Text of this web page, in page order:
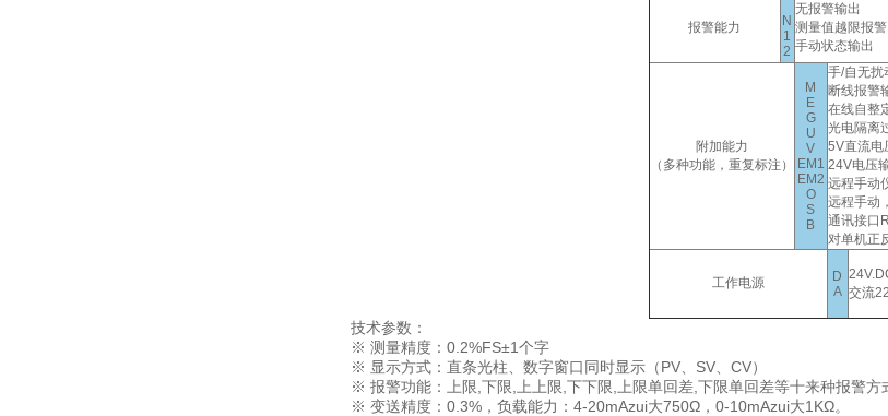
报警能力
N
1
2
无报警输出
测量值越限报警
手动状态输出
附加能力
（多种功能，重复标注）
M
E
G
U
V
EM1
EM2
O
S
B
手/自无扰
断线报警
在线自整
光电隔离
5V直流电
24V电压
远程手动
远程手动
通讯接口
对单机正
工作电源
D
A 交流
技术参数：
※ 测量精度：0.2%FS±1个字
※ 显示方式：直条光柱、数字窗口同时显示（PV、SV、CV）
※ 报警功能：上限,下限,上上限,下下限,上限单回差,下限单回差等十来种报警方
※ 变送精度：0.3%，负载能力：4-20mAzui大750Ω，0-10mAzui大1KΩ。